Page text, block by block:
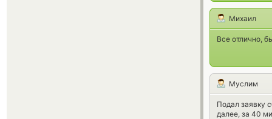
Михаил
Все отлично,
Муслим
Подал заявку
далее, за 40